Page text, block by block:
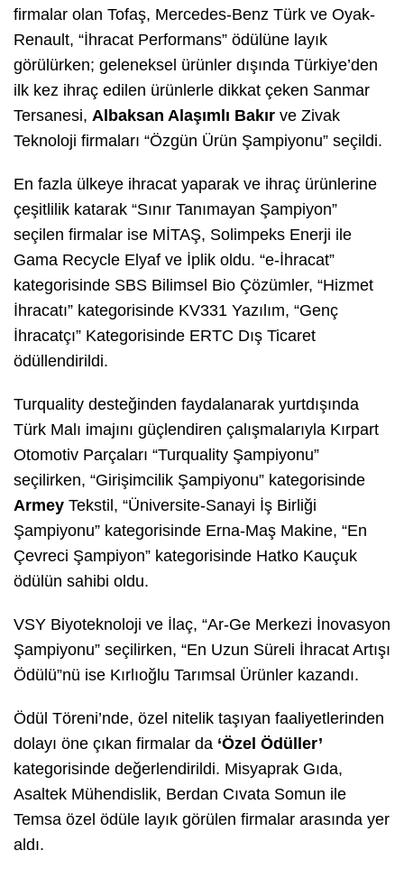
firmalar olan Tofaş, Mercedes-Benz Türk ve Oyak-
Renault, “İhracat Performans” ödülüne layık
görülürken; geleneksel ürünler dışında Türkiye’den
ilk kez ihraç edilen ürünlerle dikkat çeken Sanmar
Tersanesi, Albaksan Alaşımlı Bakır ve Zivak
Teknoloji firmaları “Özgün Ürün Şampiyonu” seçildi.
En fazla ülkeye ihracat yaparak ve ihraç ürünlerine
çeşitlilik katarak “Sınır Tanımayan Şampiyon”
seçilen firmalar ise MİTAŞ, Solimpeks Enerji ile
Gama Recycle Elyaf ve İplik oldu. “e-İhracat”
kategorisinde SBS Bilimsel Bio Çözümler, “Hizmet
İhracatı” kategorisinde KV331 Yazılım, “Genç
İhracatçı” Kategorisinde ERTC Dış Ticaret
ödüllendirildi.
Turquality desteğinden faydalanarak yurtdışında
Türk Malı imajını güçlendiren çalışmalarıyla Kırpart
Otomotiv Parçaları “Turquality Şampiyonu”
seçilirken, “Girişimcilik Şampiyonu” kategorisinde
Armey Tekstil, “Üniversite-Sanayi İş Birliği
Şampiyonu” kategorisinde Erna-Maş Makine, “En
Çevreci Şampiyon” kategorisinde Hatko Kauçuk
ödülün sahibi oldu.
VSY Biyoteknoloji ve İlaç, “Ar-Ge Merkezi İnovasyon
Şampiyonu” seçilirken, “En Uzun Süreli İhracat Artışı
Ödülü”nü ise Kırlıoğlu Tarımsal Ürünler kazandı.
Ödül Töreni’nde, özel nitelik taşıyan faaliyetlerinden
dolayı öne çıkan firmalar da ‘Özel Ödüller’
kategorisinde değerlendirildi. Misyaprak Gıda,
Asaltek Mühendislik, Berdan Cıvata Somun ile
Temsa özel ödüle layık görülen firmalar arasında yer
aldı.